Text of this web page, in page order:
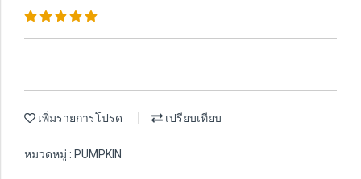
เพิ่มรายการโปรด เปรียบเทียบ
หมวดหมู่ : PUMPKIN